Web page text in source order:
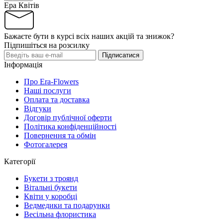
Ера Квітів
Бажаєте бути в курсі всіх наших акцій та знижок?
Підпишіться на розсилку
Підписатися
Інформація
Про Era-Flowers
Наші послуги
Оплата та доставка
Відгуки
Договір публічної оферти
Політика конфіденційності
Повернення та обмін
Фотогалерея
Категорії
Букети з троянд
Вітальні букети
Квіти у коробці
Ведмедики та подарунки
Весільна флористика